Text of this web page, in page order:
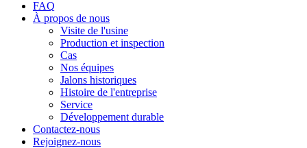
FAQ
À propos de nous
Visite de l'usine
Production et inspection
Cas
Nos équipes
Jalons historiques
Histoire de l'entreprise
Service
Développement durable
Contactez-nous
Rejoignez-nous